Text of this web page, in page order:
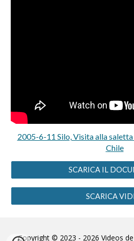
2005-6-11 Silo, Visita alla saletta
Chile
SCARICA IL
SCARICA
Copyright © 2023 - 2026 Videos